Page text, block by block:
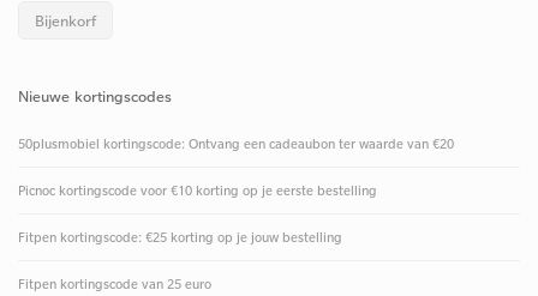
Bijenkorf
Nieuwe kortingscodes
50plusmobiel kortingscode: Ontvang een cadeaubon ter waarde van €20
Picnoc kortingscode voor €10 korting op je eerste bestelling
Fitpen kortingscode: €25 korting op je jouw bestelling
Fitpen kortingscode van 25 euro